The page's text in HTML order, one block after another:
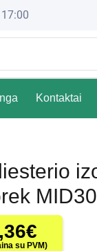
Kontaktai
€
su PVM)